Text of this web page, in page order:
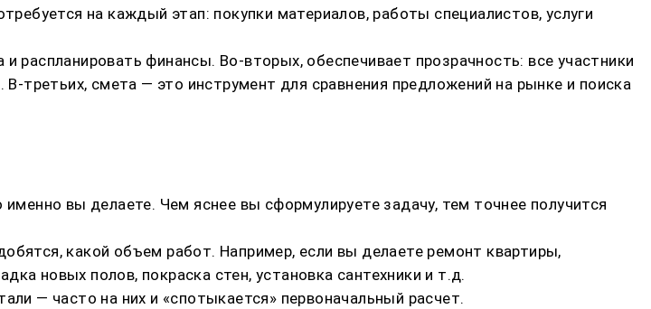
на каждый этап: покупки материалов, работы специалистов, услуги
финансы. Во-вторых, обеспечивает прозрачность: все участники
третьих, смета — это инструмент для сравнения предложений на рынке и поиска
вы делаете. Чем яснее вы сформулируете задачу, тем точнее получится
какой объем работ. Например, если вы делаете ремонт квартиры,
новых полов, покраска стен, установка сантехники и т.д.
— часто на них и «спотыкается» первоначальный расчет.